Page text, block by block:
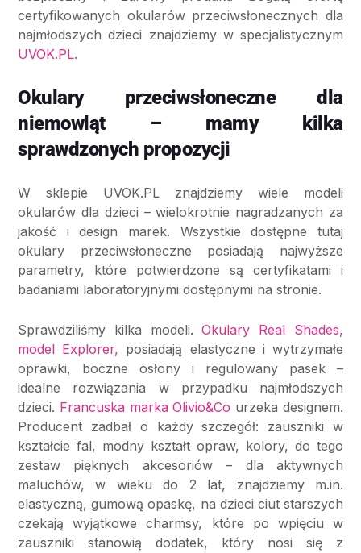
certyfikowanych okularów przeciwsłonecznych dla
najmłodszych dzieci znajdziemy w specjalistycznym
UVOK.PL.
Okulary przeciwsłoneczne dla
niemowląt – mamy kilka
sprawdzonych propozycji
W sklepie UVOK.PL znajdziemy wiele modeli
okularów dla dzieci – wielokrotnie nagradzanych za
jakość i design marek. Wszystkie dostępne tutaj
okulary przeciwsłoneczne posiadają najwyższe
parametry, które potwierdzone są certyfikatami i
badaniami laboratoryjnymi dostępnymi na stronie.
Sprawdziliśmy kilka modeli.Okulary Real Shades,
model Explorer, posiadają elastyczne i wytrzymałe
oprawki, boczne osłony i regulowany pasek –
idealne rozwiązania w przypadku najmłodszych
dzieci. Francuska marka Olivio&Co urzeka designem.
Producent zadbał o każdy szczegół: zauszniki w
kształcie fal, modny kształt opraw, kolory, do tego
zestaw pięknych akcesoriów – dla aktywnych
maluchów, w wieku do 2 lat, znajdziemy m.in.
elastyczną, gumową opaskę, na dzieci ciut starszych
czekają wyjątkowe charmsy, które po wpięciu w
zauszniki stanowią dodatek, który nosi się z